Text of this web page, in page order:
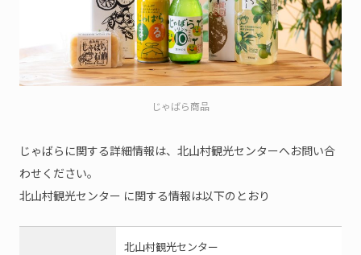
じゃばら商品
じゃばらに関する詳細情報は、北山村観光センターへお問い合
わせください。
北山村観光センター に関する情報は以下のとおり
北山村観光センター